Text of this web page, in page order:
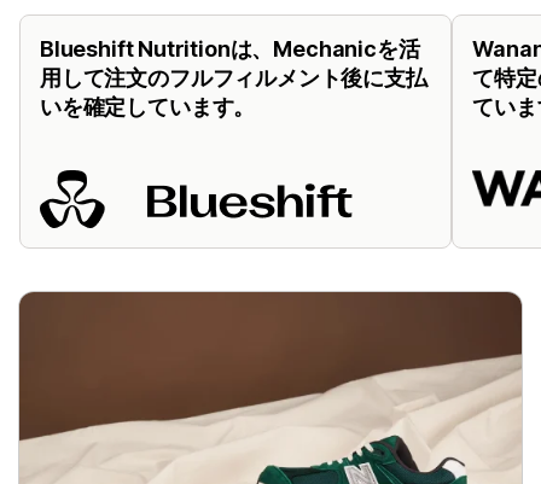
Blueshift Nutritionは、Mechanicを活
用して注文のフルフィルメント後に支払
いを確定しています。
て特
てい